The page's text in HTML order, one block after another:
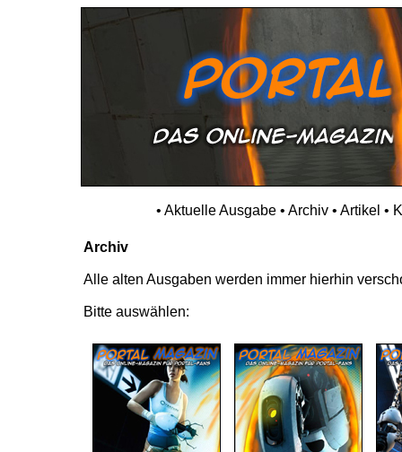
• Aktuelle Ausgabe• Archiv• Artikel •
Archiv
Alle alten Ausgaben werden immer hierhin
Bitte auswählen: